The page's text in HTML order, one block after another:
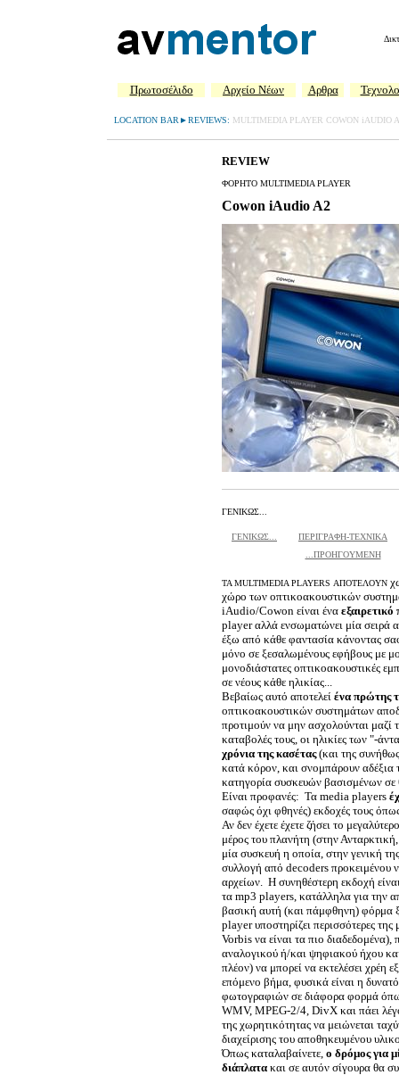
Πρωτοσέλιδο Aρχείο Νέων Αρθρα
LOCATION BAR►REVIEWS: MULTIMEDIA PLAYER COWON iAUDIO
REVIEW
ΦΟΡΗΤΟ MULTIMEDIA PLAYER
Cowon iAudio A2
ΓΕΝΙΚΩΣ...
ΓΕΝΙΚΩΣ...
ΠΕΡΙΓΡΑΦΗ-ΤΕΧΝΙΚΑ
...ΠΡΟΗΓΟΥΜΕΝΗ
TA MULTIMEDIA PLAYERS ΑΠΟΤΕΛΟΥΝ
χώρο των οπτικοακουστικών
iAudio/Cowon είναι ένα
player αλλά ενσωματώνει μία σειρά
έξω από κάθε φαντασία κάνοντας
μόνο σε ξεσαλωμένους εφήβους με
μονοδιάστατες οπτικοακουστικές
σε νέους κάθε ηλικίας...
Βεβαίως αυτό αποτελεί ένα πρώτης
οπτικοακουστικών συστημάτων
προτιμούν να μην ασχολούνται μαζί
καταβολές τους, οι ηλικίες των "-
χρόνια της κασέτας(και της
κατά κόρον, και σνομπάρουν αδέξια
κατηγορία συσκευών βασισμένων σε
Είναι προφανές: Τα media players
σαφώς όχι φθηνές) εκδοχές τους
Αν δεν έχετε έχετε ζήσει το
μέρος του πλανήτη (στην
μία συσκευή η οποία, στην γενική
συλλογή από decoders προκειμένου
αρχείων. Η συνηθέστερη εκδοχή
τα mp3 players, κατάλληλα για την
βασική αυτή (και πάμφθηνη) φόρμα
player υποστηρίζει περισσότερες
Vorbis να είναι τα πιο διαδεδομένα),
αναλογικού ή/και ψηφιακού ήχου
πλέον) να μπορεί να εκτελέσει χρέη
επόμενο βήμα, φυσικά είναι η
φωτογραφιών σε διάφορα φορμά
WMV, MPEG-2/4, DivX και πάει
της χωρητικότητας να μειώνεται
διαχείρισης του αποθηκευμένου
Όπως καταλαβαίνετε, ο δρόμος για
διάπλατα και σε αυτόν σίγουρα θα